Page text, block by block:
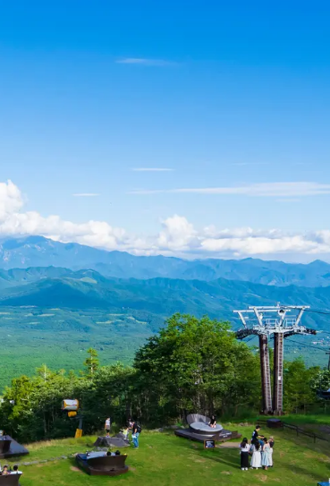
トレッキング・ハイキン
地場産業
大泉エリア
川・湖・滝
明野エリ
眺望・星空
移住支援
須玉エリア
高根エリ